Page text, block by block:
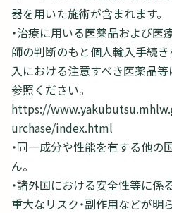
器を用いた施術が含まれます。
・治療に用いる医薬品および医
師の判断のもと個人輸入手続き
入における注意すべき医薬品
参照ください。
https://
urchase/index.html
・同一成分や性能を有する他
ん。
・諸外国における安全性等に係
重大なリスク・副作用などが